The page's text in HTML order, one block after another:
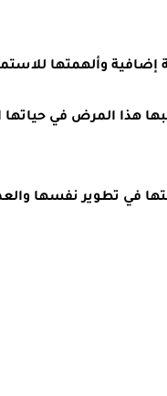
وألهمتها
هذا المرض في
في تطوير نفسها